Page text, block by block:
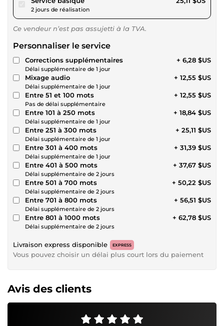
2 jours de réalisation
Ce vendeur n’est pas assujetti à la TVA.
Personnaliser le service
Corrections supplémentaires
Délai supplémentaire de 1 jour
+ 6,28 $US
Mixage audio
Délai supplémentaire de 1 jour
+ 12,55 $US
Entre 51 et 100 mots
Pas de délai supplémentaire
+ 12,55 $US
Entre 101 à 250 mots
Délai supplémentaire de 1 jour
+ 18,84 $US
Entre 251 à 300 mots
Délai supplémentaire de 1 jour
+ 25,11 $US
Entre 301 à 400 mots
Délai supplémentaire de 1 jour
+ 31,39 $US
Entre 401 à 500 mots
Délai supplémentaire de 2 jours
+ 37,67 $US
Entre 501 à 700 mots
Délai supplémentaire de 2 jours
+ 50,22 $US
Entre 701 à 800 mots
Délai supplémentaire de 2 jours
+ 56,51 $US
Entre 801 à 1000 mots
Délai supplémentaire de 2 jours
+ 62,78 $US
Livraison express disponible EXPRESS
Vous pouvez choisir un délai plus court lors du paiement
Avis des clients